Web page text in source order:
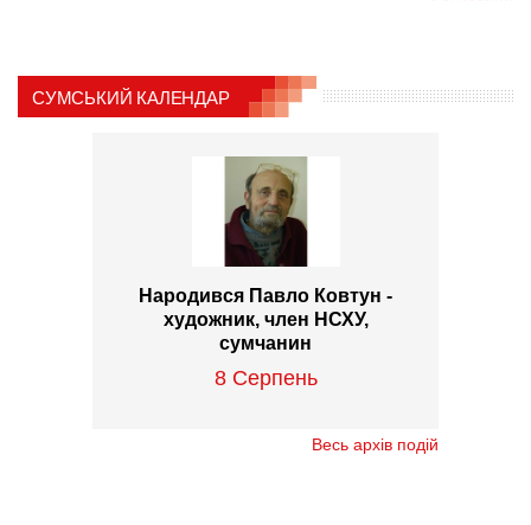
СУМСЬКИЙ КАЛЕНДАР
Народився Павло Ковтун -
художник, член НСХУ,
сумчанин
8 Серпень
Весь архів подій